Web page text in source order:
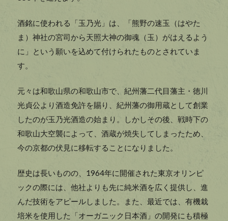
酒銘に使われる「玉乃光」は、「熊野の速玉（はやた
ま）神社の宮司から天照大神の御魂（玉）がはえるよう
に」という願いを込めて付けられたものとされていま
す。
元々は和歌山県の和歌山市で、紀州藩二代目藩主・徳川
光貞公より酒造免許を賜り、紀州藩の御用蔵として創業
したのが玉乃光酒造の始まり。しかしその後、戦時下の
和歌山大空襲によって、酒蔵が焼失してしまったため、
今の京都の伏見に移転することになりました。
歴史は長いものの、1964年に開催された東京オリンピ
ックの際には、他社よりも先に純米酒を広く提供し、進
んだ技術をアピールしました。また、最近では、有機栽
培米を使用した「オーガニック日本酒」の開発にも積極